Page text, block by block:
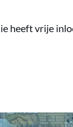
heeft vrije